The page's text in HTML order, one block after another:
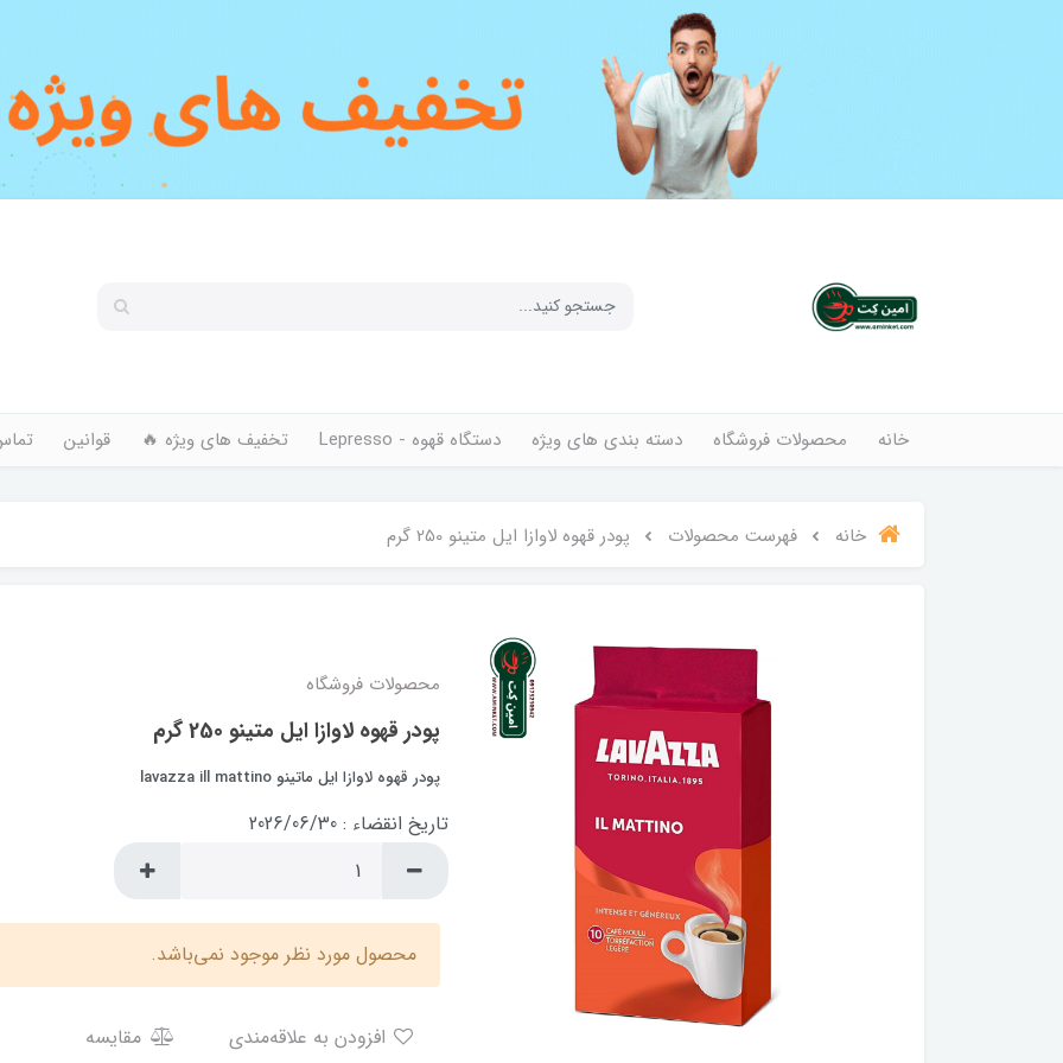
خانه محصولات فروشگاه دسته بندی های ویژه دستگاه قهوه - Lepresso تخفیف های ویژه 🔥 قوانین
خانه فهرست محصولات پودر قهوه لاوازا ایل متینو 250 گرم
محصولات فروشگاه
پودر قهوه لاوازا ایل متینو 250 گرم
پودر قهوه لاوازا ایل ماتینو lavazza ill mattino
تاریخ انقضاء : 2026/06/30
محصول مورد نظر موجود نمی‌باشد.
مقایسه